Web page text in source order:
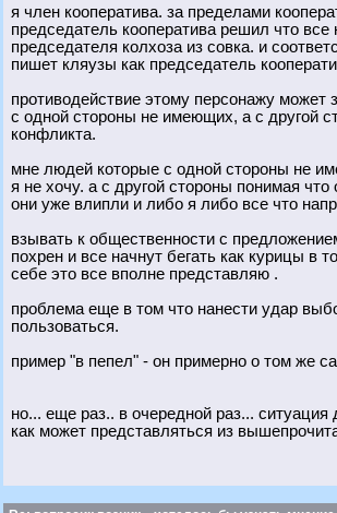
я член кооператива. за пределами
председатель кооператива решил что все
председателя колхоза из совка. и
пишет кляузы как председатель
противодействие этому персонажу может
с одной стороны не имеющих, а с другой
конфликта.
мне людей которые с одной стороны не
я не хочу. а с другой стороны понимая
они уже влипли и либо я либо все что
взывать к общественности с
похрен и все начнут бегать как курицы в
себе это все вполне представляю .
проблема еще в том что нанести удар
пользоваться.
пример "в пепел" - он примерно о том же
но... еще раз.. в очередной раз... ситуация
как может представляться из